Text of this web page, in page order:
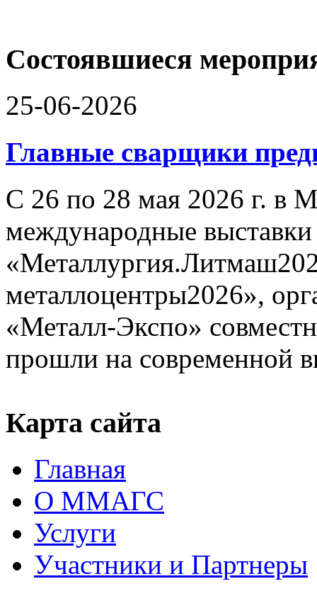
Состоявшиеся
25-06-2026
Главные сварщики
С 26 по 28 мая 2026 г. в
международные
металлоцентры2026»,
«Металл-Экспо»
прошли на современной
Карта сайта
Главная
О ММАГС
Услуги
Участники и Партнеры